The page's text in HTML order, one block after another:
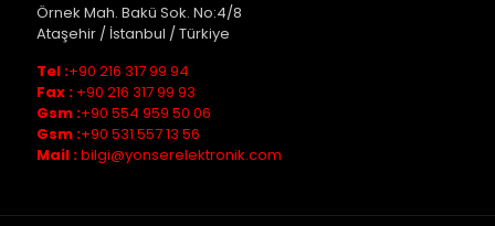
Örnek Mah. Bakü Sok. No:4/8
Ataşehir / İstanbul / Türkiye
Tel :+90 216 317 99 94
Fax : +90 216 317 99 93
Gsm :+90 554 959 50 06
Gsm :+90 531 557 13 56
Mail :bilgi@yonserelektronik.com